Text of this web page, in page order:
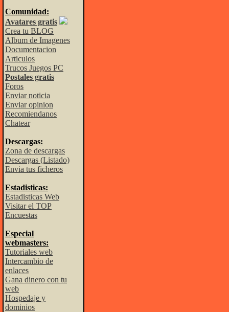
Comunidad:
Avatares gratis
Crea tu BLOG
Album de Imagenes
Documentacion
Articulos
Trucos Juegos PC
Postales gratis
Foros
Enviar noticia
Enviar opinion
Recomiendanos
Chatear
Descargas:
Zona de descargas
Descargas (Listado)
Envia tus ficheros
Estadisticas:
Estadisticas Web
Visitar el TOP
Encuestas
Especial
webmasters:
Tutoriales web
Intercambio de
enlaces
Gana dinero con tu
web
Hospedaje y
dominios